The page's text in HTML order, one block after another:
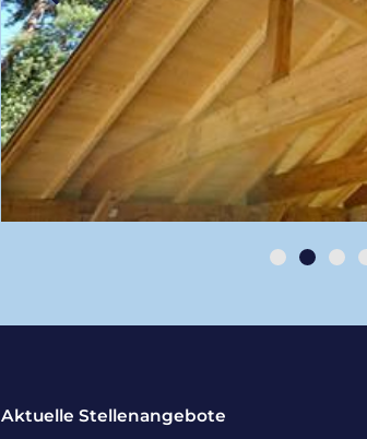
Aktuelle Stellenangebote